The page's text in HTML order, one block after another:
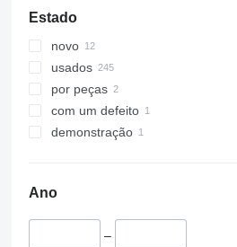
Estado
novo
usados
por peças
com um defeito
demonstração
Ano
–